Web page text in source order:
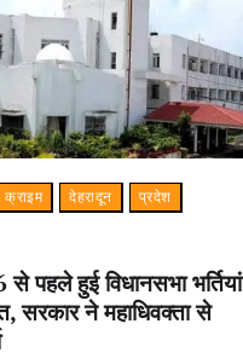
क्राइम देहरादून
प्रदेश
पहले हुई विधानसभा भर्तियां
सरकार ने महाधिवक्ता से